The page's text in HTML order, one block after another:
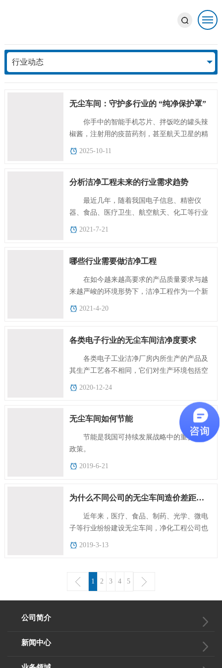
新闻中心
NEWS CENTER
行业动态
无尘车间：守护多行业的 “纯净保护罩”
你手中的智能手机芯片、拌饭吃的罐头辣
椒酱，注射用的疫苗药剂，甚至航天卫星的精
2025-10-11
分析洁净工程未来的行业需求趋势
最近几年，随着我国电子信息、精密仪
器、食品、医疗卫生、航空航天、化工等行业
的飞速发展，行业内..
2021-7-21
哪些行业需要做洁净工程
在如今越来越高要求的产品质量要求与越
来越严峻的环境形势下，洁净工程作为一个新
2021-4-20
各类电子行业的无尘车间洁净度要求
各类电子工业洁净厂房内所生产的产品及
其生产工艺各不相同，它们对生产环境包括空
2020-12-24
无尘车间如何节能
节能是我国可持续发展战略中的重要能源
政策。
2019-6-21
为什么不同公司的无尘车间造价差距那么大
近年来，医疗、食品、制药、光学、微电
子等行业纷纷建设无尘车间，净化工程公司也
2019-3-13
1 2 3 4 5
公司简介
新闻中心